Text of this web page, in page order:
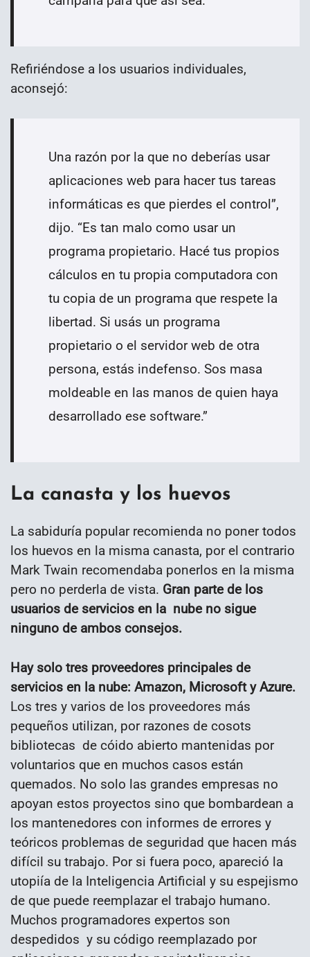
Refiriéndose a los usuarios individuales,
aconsejó:
Una razón por la que no deberías usar
aplicaciones web para hacer tus tareas
informáticas es que pierdes el control”,
dijo. “Es tan malo como usar un
programa propietario. Hacé tus propios
cálculos en tu propia computadora con
tu copia de un programa que respete la
libertad. Si usás un programa
propietario o el servidor web de otra
persona, estás indefenso. Sos masa
moldeable en las manos de quien haya
desarrollado ese software.”
La canasta y los huevos
La sabiduría popular recomienda no poner todos
los huevos en la misma canasta, por el contrario
Mark Twain recomendaba ponerlos en la misma
pero no perderla de vista. Gran parte de los
usuarios de servicios en la nube no sigue
ninguno de ambos consejos.
Hay solo tres proveedores principales de
servicios en la nube: Amazon, Microsoft y Azure.
Los tres y varios de los proveedores más
pequeños utilizan, por razones de cosots
bibliotecas de cóido abierto mantenidas por
voluntarios que en muchos casos están
quemados. No solo las grandes empresas no
apoyan estos proyectos sino que bombardean a
los mantenedores con informes de errores y
teóricos problemas de seguridad que hacen más
difícil su trabajo. Por si fuera poco, apareció la
utopiía de la Inteligencia Artificial y su espejismo
de que puede reemplazar el trabajo humano.
Muchos programadores expertos son
despedidos y su código reemplazado por